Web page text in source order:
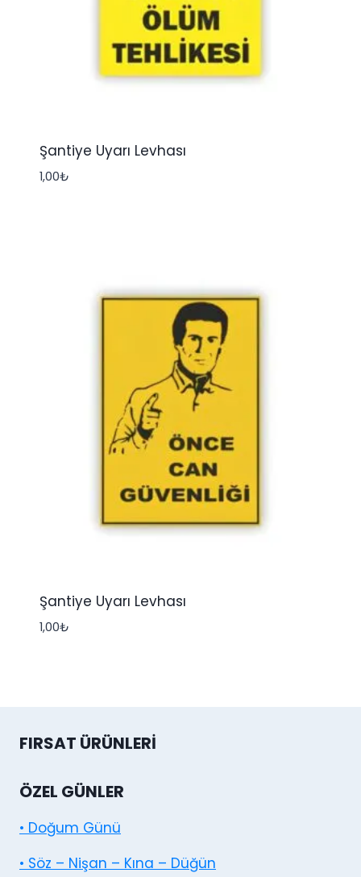
Şantiye Uyarı Levhası
1,00₺
Şantiye Uyarı Levhası
1,00₺
FIRSAT ÜRÜNLERI
ÖZEL GÜNLER
• Doğum Günü
• Söz – Nişan – Kına – Düğün